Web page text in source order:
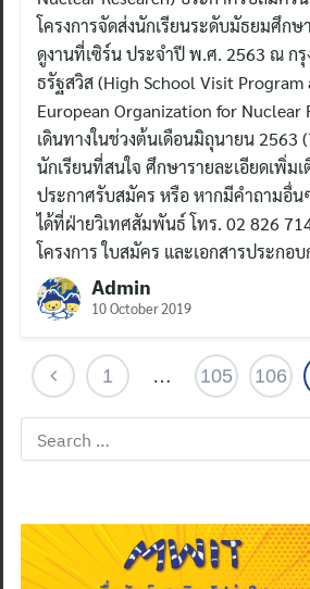
โครงการจัดส่งนักเรียนระดับมัธยมศึก
ดูงานที่เซิร์น ประจำปี พ.ศ. 2563 ณ ก
ธรัฐสวิส (High School Visit Program
European Organization for Nuclear
เดินทางในช่วงต้นเดือนมิถุนายน 2563
นักเรียนที่สนใจ ศึกษารายละเอียดเพิ่มเ
ประกาศรับสมัคร หรือ หากมีคำถามอื่น
ได้ที่ฝ่ายวิเทศสัมพันธ์ โทร. 02 826
โครงการ ใบสมัคร และเอกสารประกอ
Admin
10 October 2019
1 … 105 106
Search
for: